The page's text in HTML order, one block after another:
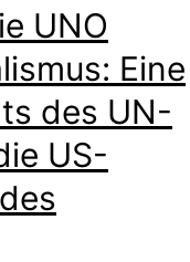
UNO
Eine
des UN-
US-